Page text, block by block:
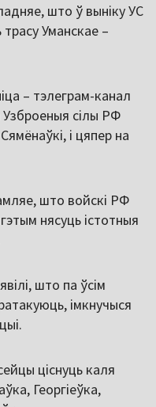
што ў выніку УС
Уманскае –
– тэлеграм-канал
сілы РФ
і цяпер на
што войскі РФ
нясуць істотныя
што па ўсім
імкнучыся
ціснуць каля
Георгіеўка,